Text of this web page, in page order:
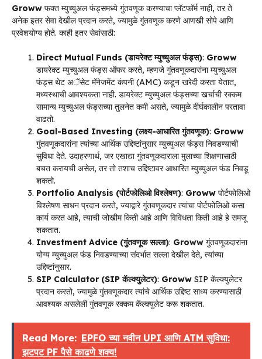
Groww फक्त म्युच्युअल फंड्समध्ये गुंतवणूक करण्याचा प्लॅटफॉर्म नाही, तर ते
अनेक इतर सेवा देखील प्रदान करते, ज्यामुळे गुंतवणूक करणे आणखी सोपे आणि
प्रवेशयोग्य होते. काही इतर सेवांसाठी:
Direct Mutual Funds (डायरेक्ट म्युच्युअल फंड्स): Groww
डायरेक्ट म्युच्युअल फंड्स ऑफर करते, म्हणजे गुंतवणूकदारांना म्युच्युअल
फंड्स थेट अॅसेट मॅनेजमेंट कंपनी (AMC) कडून खरेदी करता येतात,
मध्यस्थाची आवश्यकता नाही. डायरेक्ट म्युच्युअल फंड्सच्या खर्चाची रक्कम
सामान्य म्युच्युअल फंड्सच्या तुलनेत कमी असते, ज्यामुळे दीर्घकालीन परतावा
वाढतो.
Goal-Based Investing (लक्ष्य-आधारित गुंतवणूक): Groww
गुंतवणूकदारांना त्यांच्या आर्थिक उद्दिष्टांनुसार म्युच्युअल फंड्स निवडण्याची
सुविधा देते. उदाहरणार्थ, जर एखाद्या गुंतवणूकदाराला मुलाच्या शिक्षणासाठी
बचत करायची असेल, तर तो तशाच उद्दिष्टावर आधारित म्युच्युअल फंड निवडू
शकतो.
Portfolio Analysis (पोर्टफोलिओ विश्लेषण): Groww पोर्टफोलिओ
विश्लेषण साधन प्रदान करते, ज्याद्वारे गुंतवणूकदार त्यांचा पोर्टफोलिओ कसा
कार्य करत आहे, त्याची जोखीम किती आहे आणि विविधता किती आहे हे समजू
शकतात.
Investment Advice (गुंतवणूक सल्ला): Groww गुंतवणूकदारांना
योग्य म्युच्युअल फंड निवडण्याच्या संदर्भात सल्ला देखील देते, त्यांच्या
उद्दिष्टांनुसार.
SIP Calculator (SIP कॅल्क्युलेटर): Groww SIP कॅल्क्युलेटर
प्रदान करतो, ज्यामुळे गुंतवणूकदार त्यांचे आर्थिक उद्दिष्ट साध्य करण्यासाठी
आवश्यक असलेली गुंतवणूक रक्कम कॅल्क्युलेट करू शकतात.
Read More: EPFO च्या नवीन UPI आणि ATM सुविधा:
झटपट PF पैसे काढणे शक्य!